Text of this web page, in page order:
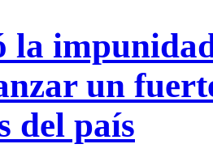
la
un
del país